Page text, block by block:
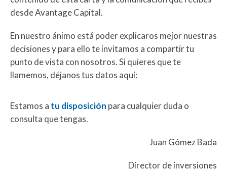
desde Avantage Capital.
En nuestro ánimo está poder explicaros mejor nuestras
decisiones y para ello te invitamos a compartir tu
punto de vista con nosotros. Si quieres que te
llamemos, déjanos tus datos aquí:
Estamos a tu disposición para cualquier duda o
consulta que tengas.
Juan Gómez Bada
Director de inversiones